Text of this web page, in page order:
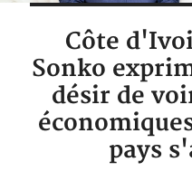
Côte
Sonko
désir de
pays